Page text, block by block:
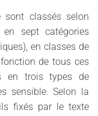
sont classés selon
sept catégories
en classes de
de tous ces
en trois types de
sensible. Selon la
fixés par le texte